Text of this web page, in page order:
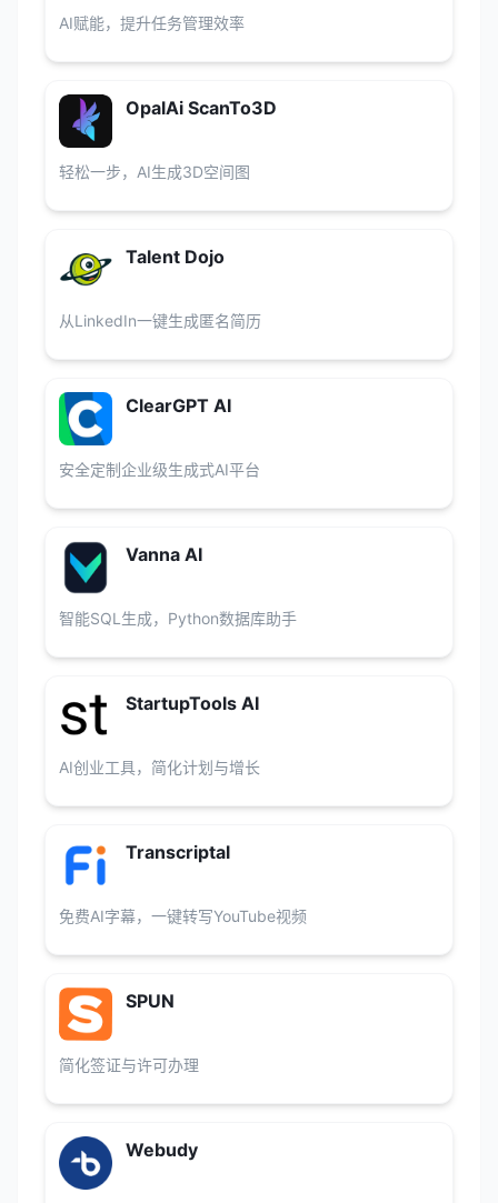
AI赋能，提升任务管理效率
OpalAi ScanTo3D
轻松一步，AI生成3D空间图
Talent Dojo
从LinkedIn一键生成匿名简历
ClearGPT AI
安全定制企业级生成式AI平台
Vanna AI
智能SQL生成，Python数据库助手
StartupTools AI
AI创业工具，简化计划与增长
Transcriptal
免费AI字幕，一键转写YouTube视频
SPUN
简化签证与许可办理
Webudy